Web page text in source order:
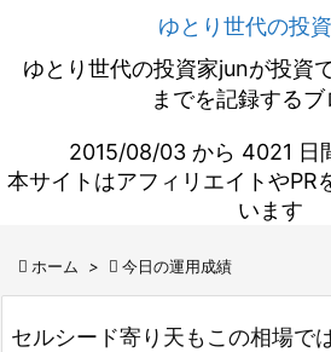
ゆとり世代の投
ゆとり世代の投資家junが投資
までを記録するブ
2015/08/03 から 4021 日
本サイトはアフィリエイトやPR
います
 ホーム >  今日の運用成績
セルシード寄り天もこの相場で